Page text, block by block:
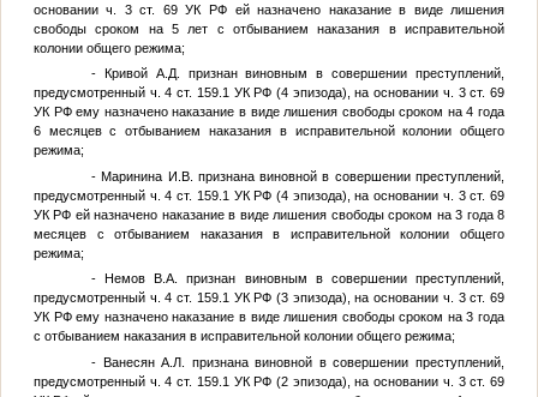
основании ч. 3 ст. 69 УК РФ ей назначено наказание в виде лишения
свободы сроком на 5 лет с отбыванием наказания в исправительной
колонии общего режима;
- Кривой А.Д. признан виновным в совершении преступлений,
предусмотренный ч. 4 ст. 159.1 УК РФ (4 эпизода), на основании ч. 3 ст. 69
УК РФ ему назначено наказание в виде лишения свободы сроком на 4 года
6 месяцев с отбыванием наказания в исправительной колонии общего
режима;
- Маринина И.В. признана виновной в совершении преступлений,
предусмотренный ч. 4 ст. 159.1 УК РФ (4 эпизода), на основании ч. 3 ст. 69
УК РФ ей назначено наказание в виде лишения свободы сроком на 3 года 8
месяцев с отбыванием наказания в исправительной колонии общего
режима;
- Немов В.А. признан виновным в совершении преступлений,
предусмотренный ч. 4 ст. 159.1 УК РФ (3 эпизода), на основании ч. 3 ст. 69
УК РФ ему назначено наказание в виде лишения свободы сроком на 3 года
с отбыванием наказания в исправительной колонии общего режима;
- Ванесян А.Л. признана виновной в совершении преступлений,
предусмотренный ч. 4 ст. 159.1 УК РФ (2 эпизода), на основании ч. 3 ст. 69